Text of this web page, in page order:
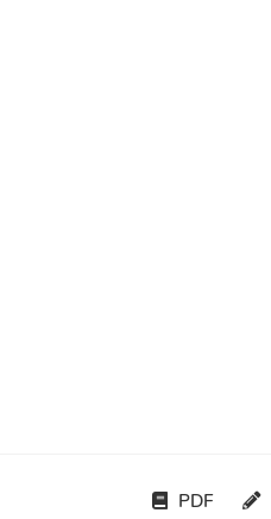
PDF